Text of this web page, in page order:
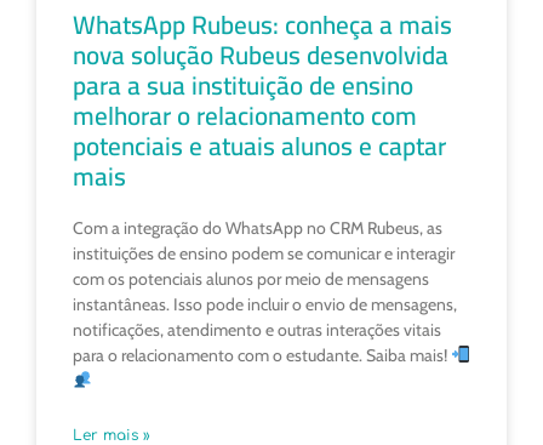
WhatsApp Rubeus: conheça a mais
nova solução Rubeus desenvolvida
para a sua instituição de ensino
melhorar o relacionamento com
potenciais e atuais alunos e captar
mais
Com a integração do WhatsApp no CRM Rubeus, as
instituições de ensino podem se comunicar e interagir
com os potenciais alunos por meio de mensagens
instantâneas. Isso pode incluir o envio de mensagens,
notificações, atendimento e outras interações vitais
para o relacionamento com o estudante. Saiba mais!
Ler mais »